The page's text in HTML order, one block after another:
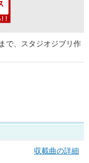
で、スタジオジブリ作
収載曲の詳細